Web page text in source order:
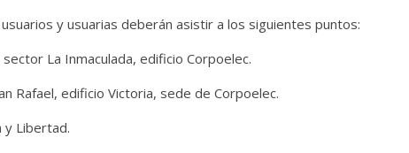
y usuarias deberán asistir a los siguientes puntos:
La Inmaculada, edificio Corpoelec.
Rafael, edificio Victoria, sede de Corpoelec.
y Libertad.